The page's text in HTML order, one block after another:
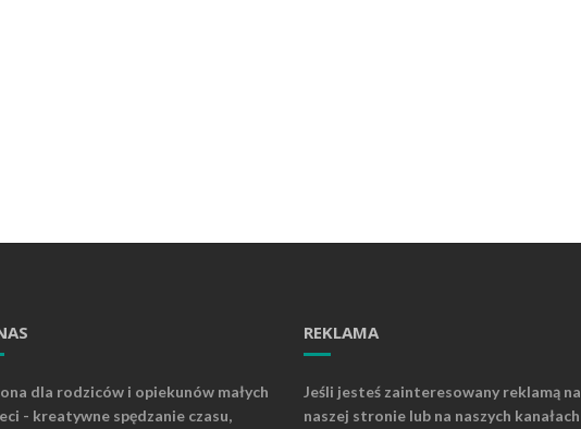
dla rodziców i opiekunów małych
- kreatywne spędzanie czasu,
REKLAMA
Jeśli jesteś zainteresowany reklamą na
naszej stronie lub na naszych kanałach